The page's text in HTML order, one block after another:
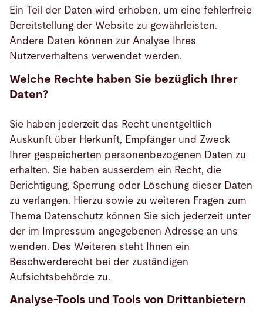
Ein Teil der Daten wird erhoben, um eine fehlerfreie
Bereitstellung der Website zu gewährleisten.
Andere Daten können zur Analyse Ihres
Nutzerverhaltens verwendet werden.
Welche Rechte haben Sie bezüglich Ihrer
Daten?
Sie haben jederzeit das Recht unentgeltlich
Auskunft über Herkunft, Empfänger und Zweck
Ihrer gespeicherten personenbezogenen Daten zu
erhalten. Sie haben ausserdem ein Recht, die
Berichtigung, Sperrung oder Löschung dieser Daten
zu verlangen. Hierzu sowie zu weiteren Fragen zum
Thema Datenschutz können Sie sich jederzeit unter
der im Impressum angegebenen Adresse an uns
wenden. Des Weiteren steht Ihnen ein
Beschwerderecht bei der zuständigen
Aufsichtsbehörde zu.
Analyse-Tools und Tools von Drittanbietern